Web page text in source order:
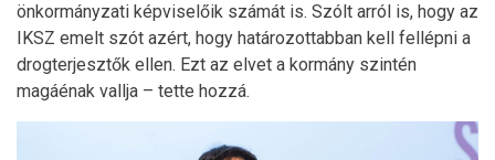
önkormányzati képviselőik számát is. Szólt arról is, hogy az
IKSZ emelt szót azért, hogy határozottabban kell fellépni a
drogterjesztők ellen. Ezt az elvet a kormány szintén
magáénak vallja – tette hozzá.